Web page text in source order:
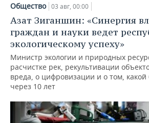
Общество 03 авг, 00:00
Азат Зиганшин: «Синергия
граждан и науки ведет
экологическому успеху»
Министр экологии и природных
расчистке рек, рекультивации
вреда, о цифровизации и о том, какой
через 10 лет